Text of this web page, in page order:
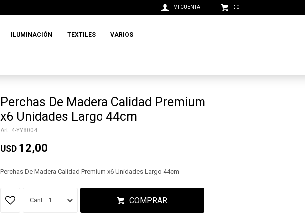
ILUMINACIÓN TEXTILES VARIOS
$ 0
Perchas De Madera Calidad Premium
x6 Unidades Largo 44cm
4-YY8004
USD 12,00
Perchas De Madera Calidad Premium x6 Unidades Largo 44cm
1 COMPRAR